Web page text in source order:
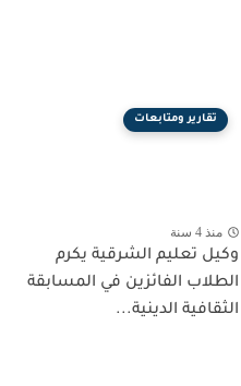
تقارير ومتابعات
منذ 4 سنة
وكيل تعليم الشرقية يكرم
الطلاب الفائزين في المسابقة
الثقافية الدينية...